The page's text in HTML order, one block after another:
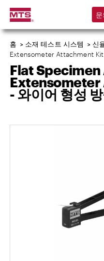
홈 > 소재 테스트 시스템 > 신
Extensometer Attachment
Flat
- 와이어 형성